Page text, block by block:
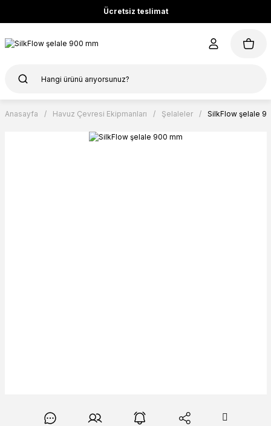
Ücretsiz teslimat
Anasayfa Havuz Çevresi Ekipmanları Şelaleler SilkFlow şelale